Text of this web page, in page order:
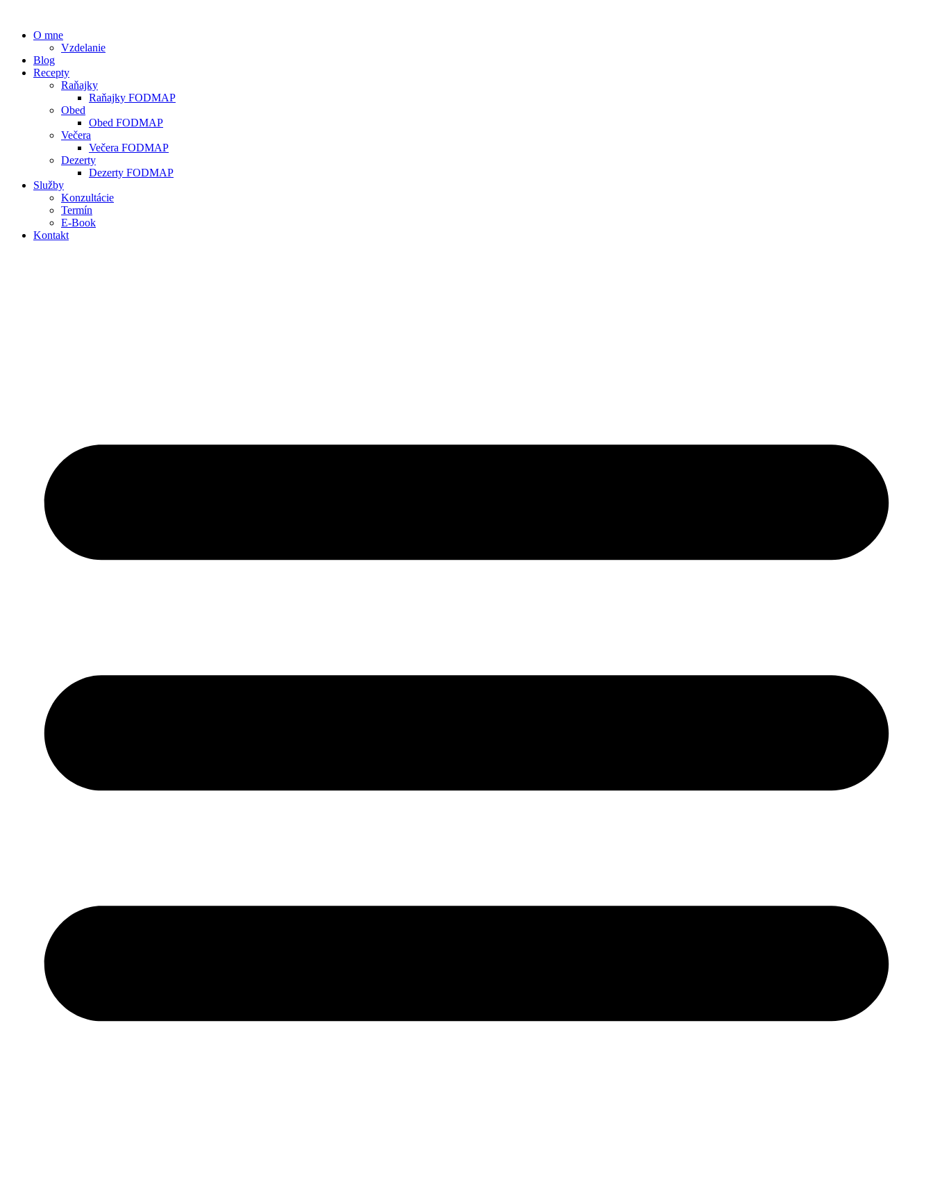
O mne
Vzdelanie
Blog
Recepty
Raňajky
Raňajky FODMAP
Obed
Obed FODMAP
Večera
Večera FODMAP
Dezerty
Dezerty FODMAP
Služby
Konzultácie
Termín
E-Book
Kontakt